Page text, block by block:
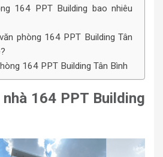
164 PPT Building bao nhiêu
phòng 164 PPT Building Tân
164 PPT Building Tân Bình
164 PPT Building